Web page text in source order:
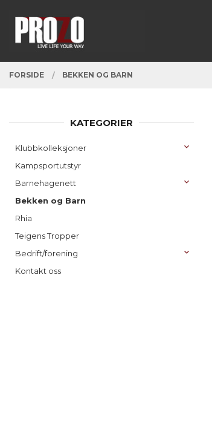
innholdet
PRODUKTER
Lukk
FORSIDE BEKKEN OG BARN
KATEGORIER
Klubbkolleksjoner
Kampsportutstyr
Barnehagenett
Bekken og Barn
Rhia
Teigens Tropper
Bedrift/forening
Kontakt oss